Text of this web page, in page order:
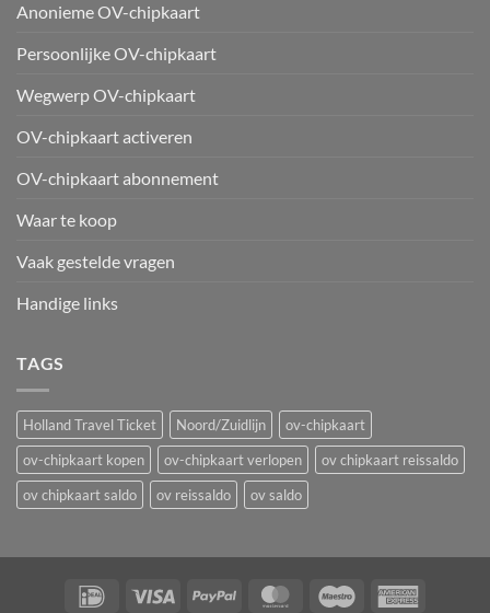
Anonieme OV-chipkaart
Persoonlijke OV-chipkaart
Wegwerp OV-chipkaart
OV-chipkaart activeren
OV-chipkaart abonnement
Waar te koop
Vaak gestelde vragen
Handige links
TAGS
Holland Travel Ticket Noord/Zuidlijn
ov-chipkaart
ov-chipkaart kopen
ov-chipkaart verlopen
ov chipkaart reissaldo
ov chipkaart saldo
ov reissaldo ov saldo
IDeal Visa PayPal MasterCardMaestro